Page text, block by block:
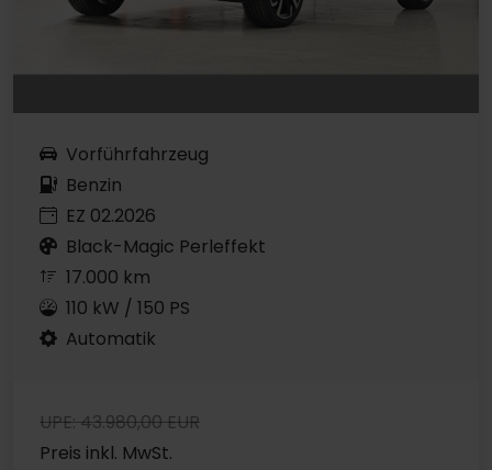
Vorführfahrzeug
Benzin
EZ 02.2026
Black-Magic Perleffekt
17.000 km
110 kW / 150 PS
Automatik
UPE: 43.980,00 EUR
Preis inkl. MwSt.